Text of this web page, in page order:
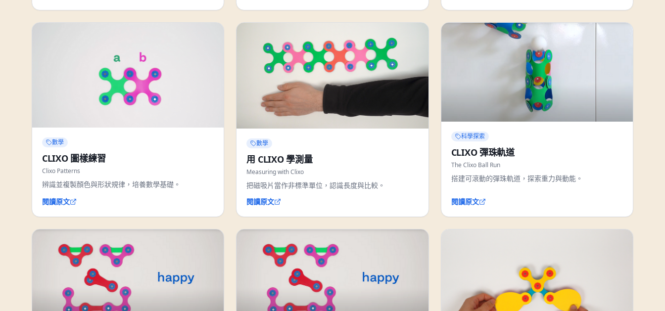
數學
CLIXO 圖樣練習
Clixo Patterns
辨識並複製顏色與形狀規律，培養數學基礎。
閱讀原文
數學
用 CLIXO 學測量
Measuring with Clixo
把磁吸片當作非標準單位，認識長度與比較。
閱讀原文
科學探索
CLIXO 彈珠軌道
The Clixo Ball Run
搭建可滾動的彈珠軌道，探索重力與動能。
閱讀原文